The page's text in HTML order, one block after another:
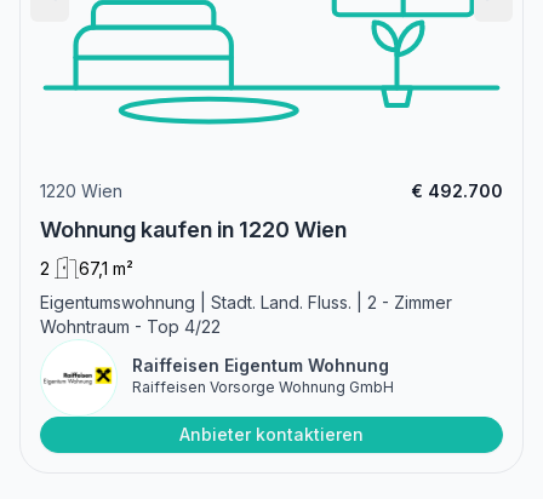
1220 Wien € 492.700
Wohnung kaufen in 1220 Wien
2
67,1 m²
Eigentumswohnung | Stadt. Land. Fluss. | 2 - Zimmer
Wohntraum - Top 4/22
Raiffeisen Eigentum Wohnung
Raiffeisen Vorsorge Wohnung GmbH
Anbieter kontaktieren